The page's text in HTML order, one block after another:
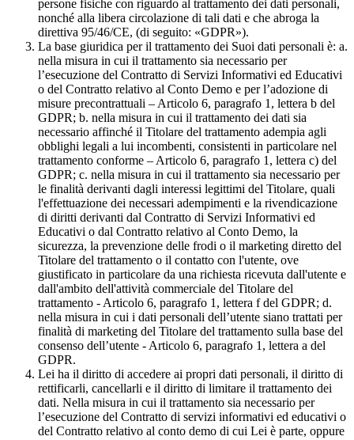
persone fisiche con riguardo al trattamento dei dati personali,
nonché alla libera circolazione di tali dati e che abroga la
direttiva 95/46/CE, (di seguito: «GDPR»).
La base giuridica per il trattamento dei Suoi dati personali è: a.
nella misura in cui il trattamento sia necessario per
l’esecuzione del Contratto di Servizi Informativi ed Educativi
o del Contratto relativo al Conto Demo e per l’adozione di
misure precontrattuali – Articolo 6, paragrafo 1, lettera b del
GDPR; b. nella misura in cui il trattamento dei dati sia
necessario affinché il Titolare del trattamento adempia agli
obblighi legali a lui incombenti, consistenti in particolare nel
trattamento conforme – Articolo 6, paragrafo 1, lettera c) del
GDPR; c. nella misura in cui il trattamento sia necessario per
le finalità derivanti dagli interessi legittimi del Titolare, quali
l'effettuazione dei necessari adempimenti e la rivendicazione
di diritti derivanti dal Contratto di Servizi Informativi ed
Educativi o dal Contratto relativo al Conto Demo, la
sicurezza, la prevenzione delle frodi o il marketing diretto del
Titolare del trattamento o il contatto con l'utente, ove
giustificato in particolare da una richiesta ricevuta dall'utente e
dall'ambito dell'attività commerciale del Titolare del
trattamento - Articolo 6, paragrafo 1, lettera f del GDPR; d.
nella misura in cui i dati personali dell’utente siano trattati per
finalità di marketing del Titolare del trattamento sulla base del
consenso dell’utente - Articolo 6, paragrafo 1, lettera a del
GDPR.
Lei ha il diritto di accedere ai propri dati personali, il diritto di
rettificarli, cancellarli e il diritto di limitare il trattamento dei
dati. Nella misura in cui il trattamento sia necessario per
l’esecuzione del Contratto di servizi informativi ed educativi o
del Contratto relativo al conto demo di cui Lei è parte, oppure